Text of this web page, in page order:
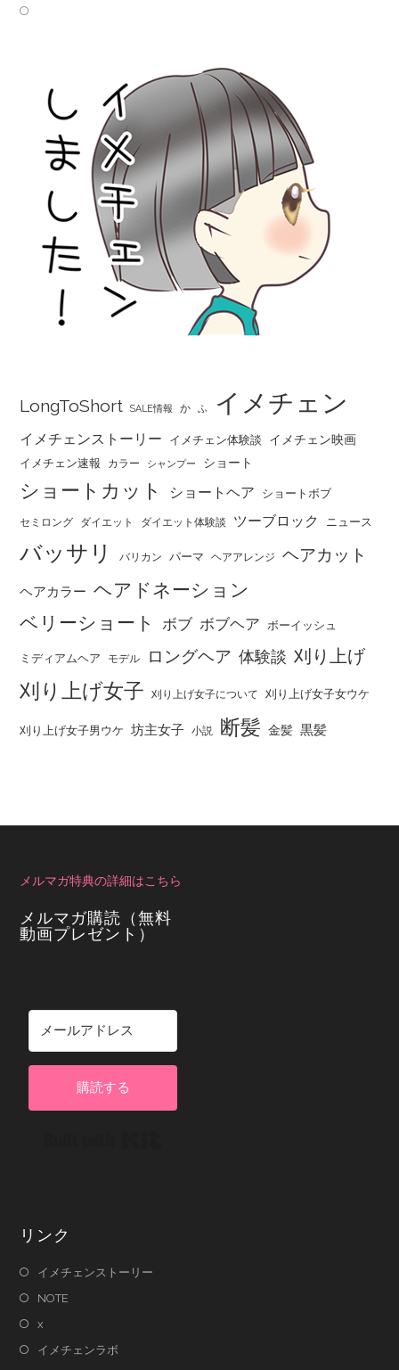
LongToShort SALE情報 か ふ イメチェン
イメチェンストーリー イメチェン体験談 イメチェン映画
イメチェン速報 カラー シャンプー ショート
ショートカット ショートヘア ショートボブ
セミロング ダイエット ダイエット体験談 ツーブロック ニュース
バッサリ バリカン パーマ ヘアアレンジ ヘアカット
ヘアカラー ヘアドネーション
ベリーショート
ボブ ボブヘア ボーイッシュ
ミディアムヘア モデル ロングヘア 体験談 刈り上げ
刈り上げ女子 刈り上げ女子について 刈り上げ女子女ウケ
刈り上げ女子男ウケ 坊主女子 小説 断髪 金髪 黒髪
メルマガ特典の詳細はこちら
メルマガ購読（無料
動画プレゼント）
購読する
リンク
イメチェンストーリー
NOTE
x
イメチェンラボ